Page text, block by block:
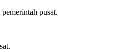
pusat.